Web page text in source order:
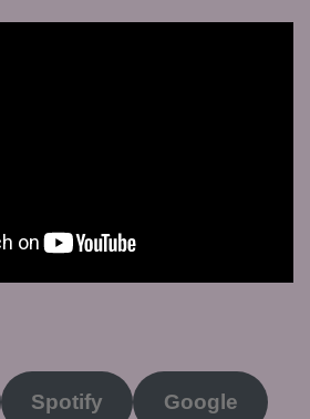
Spotify Google